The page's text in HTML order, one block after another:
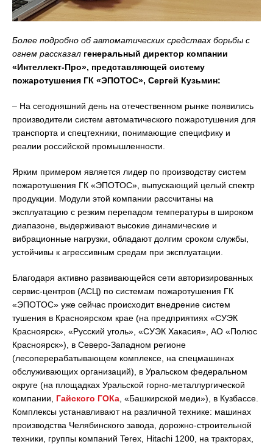
Более подробно об автоматических средствах борьбы с
огнем рассказал генеральный директор компании
«Интеллект-Про», представляющей систему
пожаротушения ГК «ЭПОТОС», Сергей Кузьмин:
– На сегодняшний день на отечественном рынке появились
производители систем автоматического пожаротушения для
транспорта и спецтехники, понимающие специфику и
реалии российской промышленности.
Ярким примером является лидер по производству систем
пожаротушения ГК «ЭПОТОС», выпускающий целый спектр
продукции. Модули этой компании рассчитаны на
эксплуатацию с резким перепадом температуры в широком
диапазоне, выдерживают высокие динамические и
вибрационные нагрузки, обладают долгим сроком службы,
устойчивы к агрессивным средам при эксплуатации.
Благодаря активно развивающейся сети авторизированных
сервис-центров (АСЦ) по системам пожаротушения ГК
«ЭПОТОС» уже сейчас происходит внедрение систем
тушения в Красноярском крае (на предприятиях «СУЭК
Красноярск», «Русский уголь», «СУЭК Хакасия», АО «Полюс
Красноярск»), в Северо-Западном регионе
(лесоперерабатывающем комплексе, на спецмашинах
обслуживающих организаций), в Уральском федеральном
округе (на площадках Уральской горно-металлургической
компании, Гайского ГОКа, «Башкирской меди»), в Кузбассе.
Комплексы устанавливают на различной технике: машинах
производства Челябинского завода, дорожно-строительной
техники, группы компаний Terex, Hitachi 1200, на тракторах,